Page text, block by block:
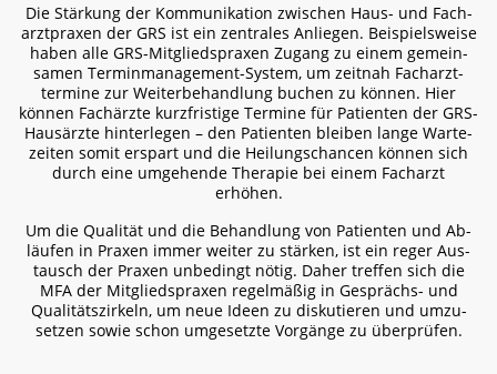
Die Stärkung der Kommunikation zwischen Haus- und Fach­
arztpraxen der GRS ist ein zen­trales An­liegen. Beispiels­weise
haben alle GRS-Mitglieds­praxen Zugang zu einem gemein­
samen Termin­management-System, um zeit­nah Fach­arzt­
termine zur Weiter­behandlung buchen zu können. Hier
können Fach­ärzte kurz­fristige Termine für Patienten der GRS-
Haus­ärzte hinter­legen – den Patienten bleiben lange Warte­
zeiten somit erspart und die Heilungs­chancen können sich
durch eine um­gehende Thera­pie bei einem Fach­arzt
erhöhen.
Um die Qualität und die Behand­lung von Patien­ten und Ab­
läufen in Praxen immer weiter zu stärken, ist ein reger Aus­
tausch der Praxen unbe­dingt nötig. Daher treffen sich die
MFA der Mitglieds­praxen regel­mäßig in Gesprächs- und
Qualitäts­zirkeln, um neue Ideen zu dis­kutieren und umzu­
setzen sowie schon umgesetzte Vor­gänge zu über­prüfen.